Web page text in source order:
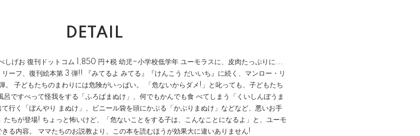
DETAIL
しげお 復刊ドットコム 1,850 円+税 幼児~小学校低学年 ユーモラスに、皮肉たっぷりに...
ーフ、復刊絵本第 3 弾!! 『みてるよ みてる』『けんこう だいいち』に続く、マンロー・リ
。 子どもたちのまわりには危険がいっぱい。 「危ないからダメ!」と叱っても、子どもたち
呂ですべって怪我をする「ふろばまぬけ」、何でもかんでも食 べてしまう「くいしんぼうま
行く「ぼんやり まぬけ」、ビニール袋を頭にかぶる「かぶりまぬけ」などなど、悪いお手
たちが登場! ちょっと怖いけど、「危ないことをする子は、こんなことになるよ」と、ユーモ
る内容。 ママたちのお説教より、この本を読むほうが効果大に違いありません!